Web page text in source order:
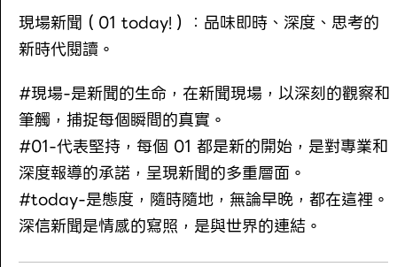
現場新聞（01 today!）：品味即時、深度、思考的
新時代閱讀。
#現場-是新聞的生命，在新聞現場，以深刻的觀察和
筆觸，捕捉每個瞬間的真實。
#01-代表堅持，每個 01 都是新的開始，是對專業和
深度報導的承諾，呈現新聞的多重層面。
#today-是態度，隨時隨地，無論早晚，都在這裡。
深信新聞是情感的寫照，是與世界的連結。